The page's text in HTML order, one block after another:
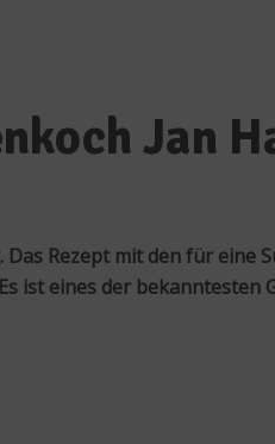
Jan
Rezept mit den für
ist eines der bekanntesten